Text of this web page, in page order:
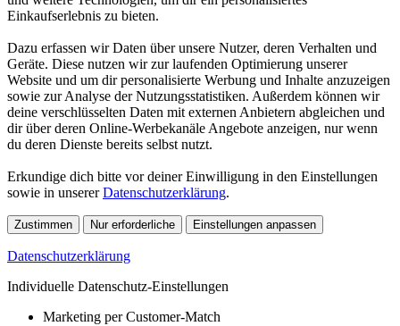
Einkaufserlebnis zu bieten.
Dazu erfassen wir Daten über unsere Nutzer, deren Verhalten und
Geräte. Diese nutzen wir zur laufenden Optimierung unserer
Website und um dir personalisierte Werbung und Inhalte anzuzeigen
sowie zur Analyse der Nutzungsstatistiken. Außerdem können wir
deine verschlüsselten Daten mit externen Anbietern abgleichen und
dir über deren Online-Werbekanäle Angebote anzeigen, nur wenn
du deren Dienste bereits selbst nutzt.
Erkundige dich bitte vor deiner Einwilligung in den Einstellungen
sowie in unsererDatenschutzerklärung.
Zustimmen Nur erforderliche Einstellungen anpassen
Datenschutzerklärung
Individuelle Datenschutz-Einstellungen
Marketing per Customer-Match